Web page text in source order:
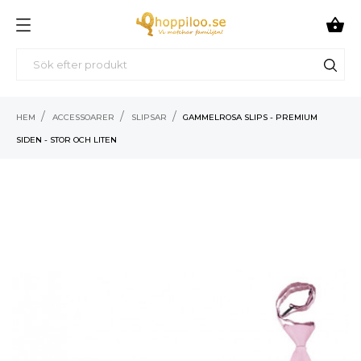

HEM ACCESSOARER SLIPSAR GAMMELROSA SLIPS - PREMIUM
SIDEN - STOR OCH LITEN